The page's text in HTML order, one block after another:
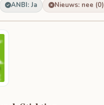
ANBI: Ja Nieuws: nee (0)